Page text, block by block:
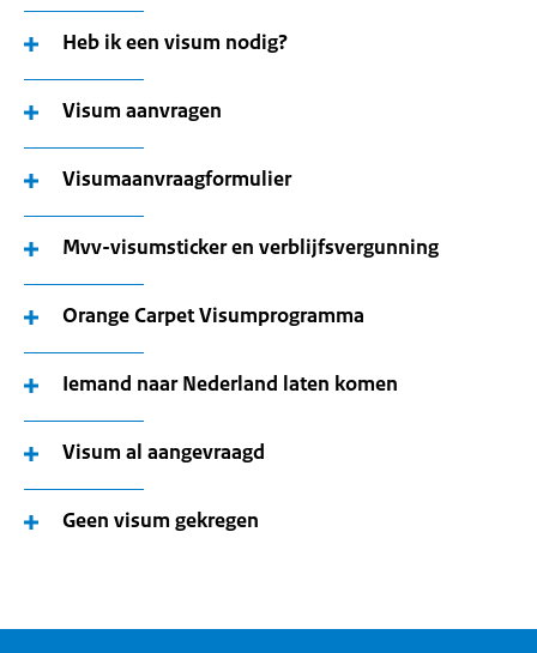
Heb ik een visum nodig?
Visum aanvragen
Visumaanvraagformulier
Mvv-visumsticker en verblijfsvergunning
Orange Carpet Visumprogramma
Iemand naar Nederland laten komen
Visum al aangevraagd
Geen visum gekregen